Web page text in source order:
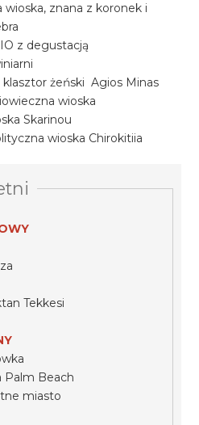
wioska, znana z koronek i
z degustacją
żeński Agios Minas
wioska
Skarinou
wioska Chirokitiia
Tekkesi
Palm Beach
miasto